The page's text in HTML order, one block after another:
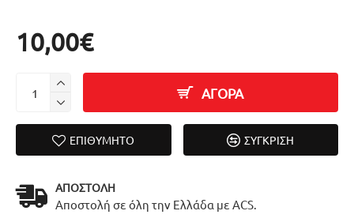
10,00€
ΑΓΟΡΑ
ΕΠΙΘΥΜΗΤΌ ΣΎΓΚΡΙΣΗ
ΑΠΟΣΤΟΛΉ
Αποστολή σε όλη την Ελλάδα με ACS.